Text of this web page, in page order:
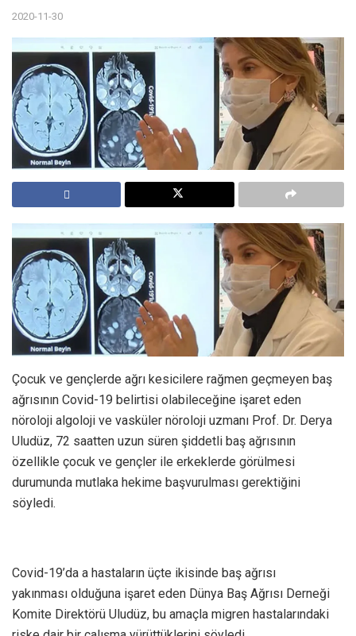
2020-11-30
Çocuk ve gençlerde ağrı kesicilere rağmen geçmeyen baş
ağrısının Covid-19 belirtisi olabileceğine işaret eden
nöroloji algoloji ve vasküler nöroloji uzmanı Prof. Dr. Derya
Uludüz, 72 saatten uzun süren şiddetli baş ağrısının
özellikle çocuk ve gençler ile erkeklerde görülmesi
durumunda mutlaka hekime başvurulması gerektiğini
söyledi.
Covid-19’da a hastaların üçte ikisinde baş ağrısı
yakınması olduğuna işaret eden Dünya Baş Ağrısı Derneği
Komite Direktörü Uludüz, bu amaçla migren hastalarındaki